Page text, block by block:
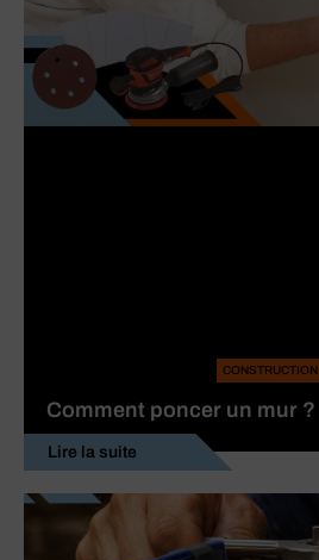
CONSTRUCTION
Comment poncer un mur ?
Lire la suite